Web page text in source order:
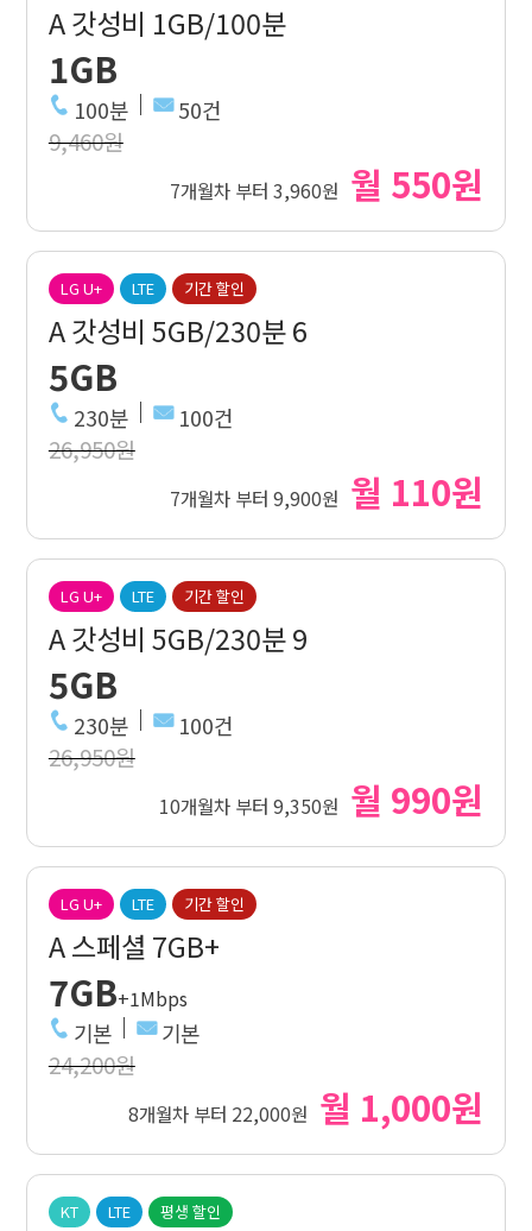
A 갓성비 1GB/100분
1GB
100분 50건
9,460원
7개월차 부터 3,960원 월 550원
LG U+ LTE 기간 할인
A 갓성비 5GB/230분 6
5GB
230분 100건
26,950원
7개월차 부터 9,900원 월 110원
LG U+ LTE 기간 할인
A 갓성비 5GB/230분 9
5GB
230분 100건
26,950원
10개월차 부터 9,350원 월 990원
LG U+ LTE 기간 할인
A 스페셜 7GB+
7GB+1Mbps
기본 기본
24,200원
8개월차 부터 22,000원 월 1,000원
KT LTE 평생 할인